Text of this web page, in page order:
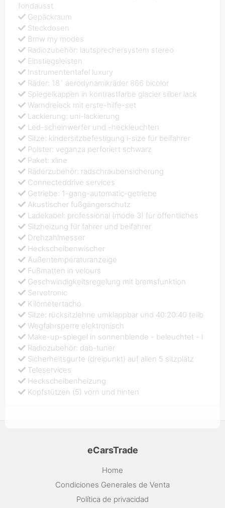
fondausst
Gepäckraum
Steckdosen
Bmw my modes
Radiozubehör: lautsprechersystem stereo
Einstiegsleisten
Instrumententafel luxury
Räder: 18` aerodynamikräder 866 bicolor
Spiegelkappen in kontrastfarbe glacier silber lack
Warndreieck mit erste-hilfe-set
Lackierung: uni-lackierung
Led-scheinwerfer und -heckleuchten
Sitze: kindersitzbefestigung i-size für beifahrer
Polster: veganza perforiert schwarz
Paket: xline
Räderzubehör: radschraubensicherung
Connecteddrive services
Getriebe: 1-gang-automatic-getriebe
Akustischer fußgängerschutz
Ladekabel: professional (mode 3) für öffentliches
Sitzheizung für fahrer und beifahrer
Drehzahlmesser
Heckscheibenwischer
Außentemperaturanzeige
Fußmatten in velours
Geschwindigkeitsregelung mit bremsfunktion
Servotronic
Kilometertacho
Sitze: rücksitzlehne umklappbar und 40:20:40 teilb
Wegfahrsperre elektronisch
Make-up-spiegel in sonnenblende - beleuchtet - l
Radiozubehör: dab-tuner
Sicherheitsgurte (dreipunkt) auf allen 5 sitzplätz
Teleservices
Heckscheibenheizung
Kopfstützen (5) vorn und hinten
eCarsTrade
Home
Condiciones Generales de Venta
Política de privacidad